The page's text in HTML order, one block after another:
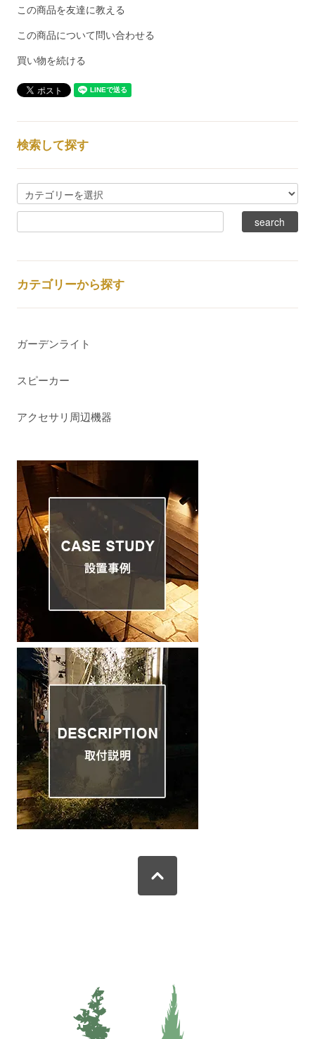
この商品を友達に教える
この商品について問い合わせる
買い物を続ける
検索して探す
カテゴリーから探す
ガーデンライト
スピーカー
アクセサリ周辺機器